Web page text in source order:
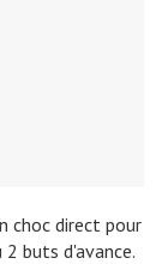
choc direct pour
buts d'avance.